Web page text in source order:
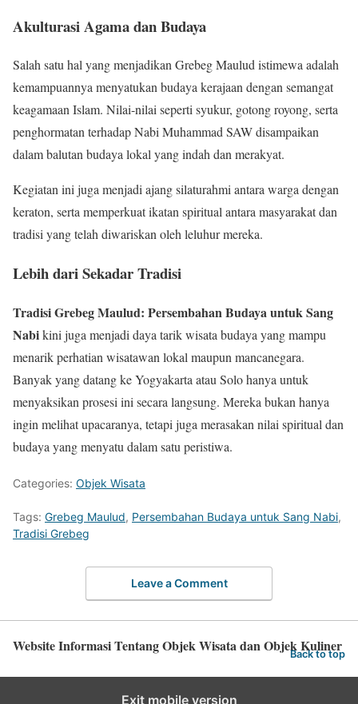
Akulturasi Agama dan Budaya
Salah satu hal yang menjadikan Grebeg Maulud istimewa adalah
kemampuannya menyatukan budaya kerajaan dengan semangat
keagamaan Islam. Nilai-nilai seperti syukur, gotong royong, serta
penghormatan terhadap Nabi Muhammad SAW disampaikan
dalam balutan budaya lokal yang indah dan merakyat.
Kegiatan ini juga menjadi ajang silaturahmi antara warga dengan
keraton, serta memperkuat ikatan spiritual antara masyarakat dan
tradisi yang telah diwariskan oleh leluhur mereka.
Lebih dari Sekadar Tradisi
Tradisi Grebeg Maulud: Persembahan Budaya untuk Sang
Nabikini juga menjadi daya tarik wisata budaya yang mampu
menarik perhatian wisatawan lokal maupun mancanegara.
Banyak yang datang ke Yogyakarta atau Solo hanya untuk
menyaksikan prosesi ini secara langsung. Mereka bukan hanya
ingin melihat upacaranya, tetapi juga merasakan nilai spiritual dan
budaya yang menyatu dalam satu peristiwa.
Categories: Objek Wisata
Tags: Grebeg Maulud, Persembahan Budaya untuk Sang Nabi,
Tradisi Grebeg
Leave a Comment
Website Informasi Tentang Objek Wisata dan Objek Kuliner
Back to top
Exit mobile version